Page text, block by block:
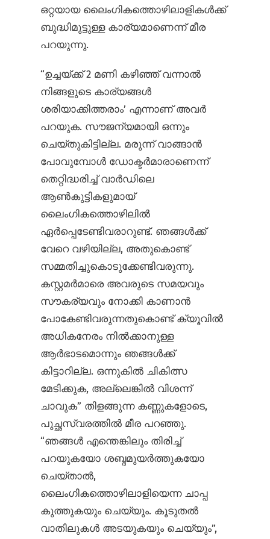
ഒറ്റയായ ലൈംഗികത്തൊഴിലാളികൾക്ക്
ബുദ്ധിമുട്ടുള്ള കാര്യമാണെന്ന് മീര
പറയുന്നു.
“ഉച്ചയ്ക്ക് 2 മണി കഴിഞ്ഞ് വന്നാൽ
നിങ്ങളുടെ കാര്യങ്ങൾ
ശരിയാക്കിത്തരാം’ എന്നാണ് അവർ
പറയുക. സൗജന്യമായി ഒന്നും
ചെയ്തുകിട്ടില്ല. മരുന്ന് വാങ്ങാൻ
പോവുമ്പോൾ ഡോക്ടർമാരാണെന്ന്
തെറ്റിദ്ധരിച്ച് വാർഡിലെ
ആൺകുട്ടികളുമായ്
ലൈംഗികത്തൊഴിലിൽ
ഏർപ്പെടേണ്ടിവരാറുണ്ട്. ഞങ്ങൾക്ക്
വേറെ വഴിയില്ല, അതുകൊണ്ട്
സമ്മതിച്ചുകൊടുക്കേണ്ടിവരുന്നു.
കസ്റ്റമർമാരെ അവരുടെ സമയവും
സൗകര്യവും നോക്കി കാണാൻ
പോകേണ്ടിവരുന്നതുകൊണ്ട് ക്യൂവിൽ
അധികനേരം നിൽക്കാനുള്ള
ആർഭാടമൊന്നും ഞങ്ങൾക്ക്
കിട്ടാറില്ല. ഒന്നുകിൽ ചികിത്സ
മേടിക്കുക, അല്ലെങ്കിൽ വിശന്ന്
ചാവുക” തിളങ്ങുന്ന കണ്ണുകളോടെ,
പുച്ഛസ്വരത്തിൽ മീര പറഞ്ഞു.
“ഞങ്ങൾ എന്തെങ്കിലും തിരിച്ച്
പറയുകയോ ശബ്ദമുയർത്തുകയോ
ചെയ്താൽ,
ലൈംഗികത്തൊഴിലാളിയെന്ന ചാപ്പ
കുത്തുകയും ചെയ്യും. കൂടുതൽ
വാതിലുകൾ അടയുകയും ചെയ്യും”,